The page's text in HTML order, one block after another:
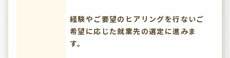
経験やご要望のヒアリングを行ないご
希望に応じた就業先の選定に進みま
す。